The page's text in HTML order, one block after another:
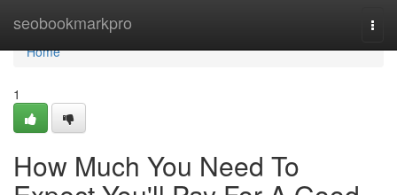
seobookmarkpro
Home
Home
1
How Much You Need To